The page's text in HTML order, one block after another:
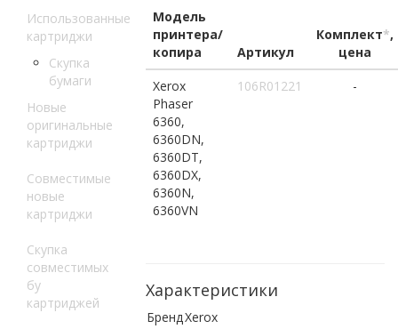
Использованные
картриджи
Скупка
бумаги
Новые
оригинальные
картриджи
Совместимые
новые
картриджи
Скупка
совместимых
бу
картриджей
Модель
принтера/
копира
Артикул
Комплект*,
цена
Xerox
Phaser
6360,
6360DN,
6360DT,
6360DX,
6360N,
6360VN
106R01221 -
Характеристики
БрендXerox